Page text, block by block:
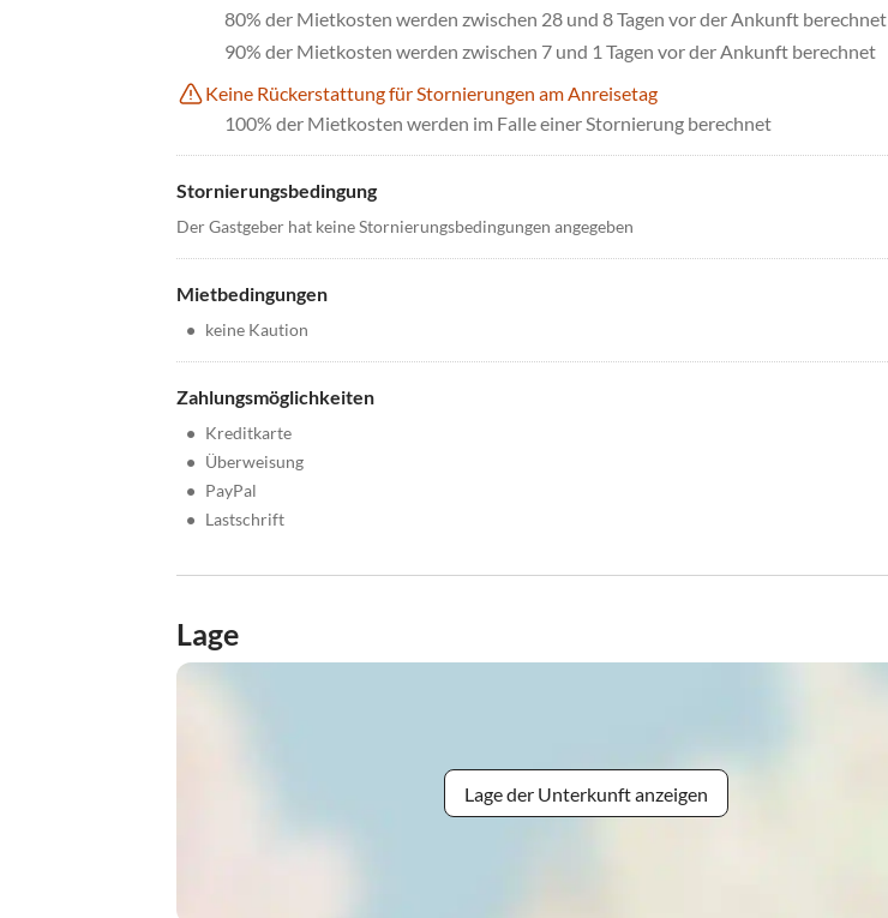
80% der Mietkosten werden zwischen 28 und 8 Tagen vor der Ankunft berechnet
90% der Mietkosten werden zwischen 7 und 1 Tagen vor der Ankunft berechnet
Keine Rückerstattung für Stornierungen am Anreisetag
100% der Mietkosten werden im Falle einer Stornierung berechnet
Stornierungsbedingung
Der Gastgeber hat keine Stornierungsbedingungen angegeben
Mietbedingungen
• keine Kaution
Zahlungsmöglichkeiten
• Kreditkarte
• Überweisung
• PayPal
• Lastschrift
Lage
Lage der Unterkunft anzeigen